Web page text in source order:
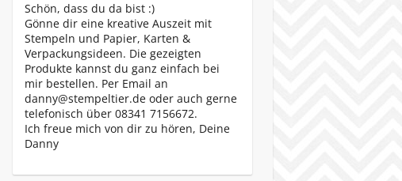
Schön, dass du da bist :)
Gönne dir eine kreative Auszeit mit
Stempeln und Papier, Karten &
Verpackungsideen. Die gezeigten
Produkte kannst du ganz einfach bei
mir bestellen. Per Email an
danny@stempeltier.de oder auch gerne
telefonisch über 08341 7156672.
Ich freue mich von dir zu hören, Deine
Danny